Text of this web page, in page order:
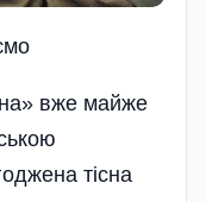
вже майже
тісна